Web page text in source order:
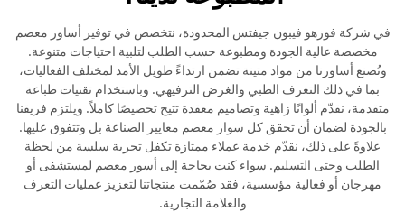
في شركة فوزهو فيبون جيفتس المحدودة، نتخصص في توفير أساور معصم
مخصصة عالية الجودة ومطبوعة حسب الطلب لتلبية احتياجات متنوعة.
وتُصنع أساورنا من مواد متينة تضمن ارتداءً طويل الأمد لمختلف الفعاليات،
بما في ذلك التعرف الطبي والغرض الترفيهي. وباستخدام تقنيات طباعة
متقدمة، نقدّم ألوانًا زاهية وتصاميم معقدة تتيح تخصيصًا كاملاً. ويلتزم فريقنا
بالجودة لضمان أن تحقق كل سوار معصم معايير الصناعة بل وتتفوق عليها.
علاوةً على ذلك، نقدّم خدمة عملاء ممتازة تكفل تجربة سلسة من لحظة
الطلب وحتى التسليم. سواء كنت بحاجة إلى أسور معصم لمستشفى أو
مهرجان أو فعالية مؤسسية، فقد صُمّمت منتجاتنا لتعزيز عمليات التعرف
والعلامة التجارية.